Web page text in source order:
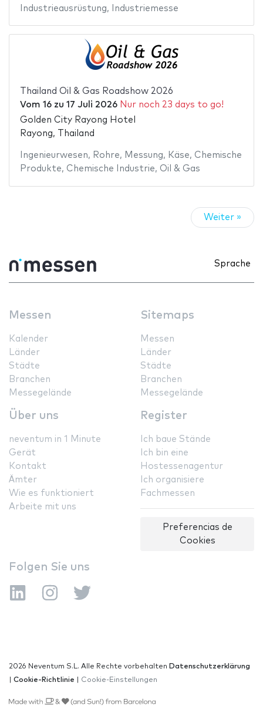
Industrieausrüstung, Industriemesse
Thailand Oil & Gas Roadshow 2026
Vom 16zu 17 Juli 2026 Nur noch 23 days to go!
Golden City Rayong Hotel
Rayong, Thailand
Ingenieurwesen, Rohre, Messung, Käse, Chemische
Produkte, Chemische Industrie, Oil & Gas
Weiter »
Sprache
Messen
Kalender
Länder
Städte
Branchen
Messegelände
Sitemaps
Messen
Länder
Städte
Branchen
Messegelände
Über uns
neventum in 1 Minute
Gerät
Kontakt
Ämter
Wie es funktioniert
Arbeite mit uns
Register
Ich baue Stände
Ich bin eine
Hostessenagentur
Ich organisiere
Fachmessen
Preferencias de
Cookies
Folgen Sie uns
2026 Neventum S.L. Alle Rechte vorbehalten Datenschutzerklärung
Cookie-Richtlinie Cookie-Einstellungen